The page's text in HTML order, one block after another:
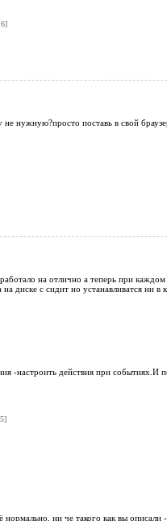
нужную?просто поставь в свой
на отлично а теперь при
диске с сидит но устанавливатся ни в
-настроить действия при событиях.И
ни че такого как вы